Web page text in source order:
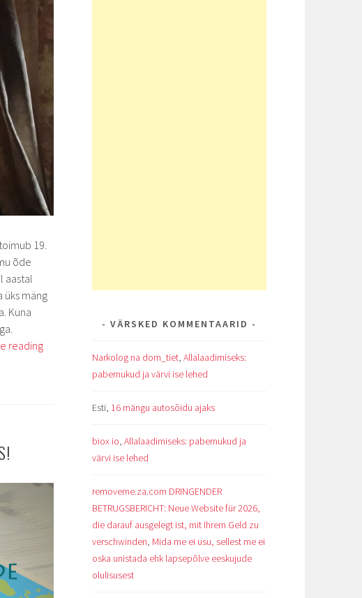
19.
õde
aastal
üks mäng
Kuna
reading
VÄRSKED KOMMENTAARID
Narkolog na dom_tiet, Allalaadimiseks:
pabernukud ja värvi ise lehed
Esti, 16 mängu autosõidu ajaks
biox io, Allalaadimiseks: pabernukud ja
värvi ise lehed
removeme.za.com DRINGENDER
BETRUGSBERICHT: Neue Website für 2026,
die darauf ausgelegt ist, mit Ihrem Geld zu
verschwinden, Mida me ei usu, sellest me ei
oska unistada ehk lapsepõlve eeskujude
olulisusest